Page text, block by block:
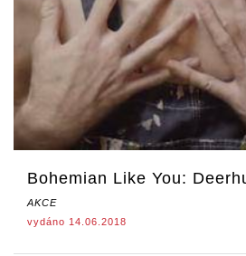
Bohemian Like You:
AKCE
vydáno 14.06.2018